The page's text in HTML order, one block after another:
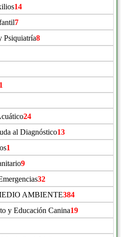
14
7
Psiquiatría8
1
24
al Diagnóstico13
1
9
32
AMBIENTE384
y Educación Canina19